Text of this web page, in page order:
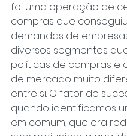
foi uma operação de
compras que
demandas de
diversos segmentos
políticas de compras e
de mercado muito
entre si. O fator de
quando identificamos
em comum, que era